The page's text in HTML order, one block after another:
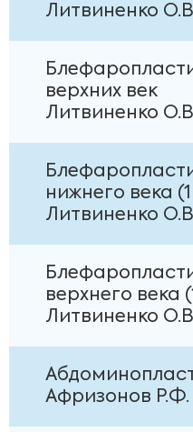
Литвиненко
верхних век
Литвиненко
нижнего века (1
Литвиненко
верхнего века
Литвиненко
Афризонов Р.Ф.